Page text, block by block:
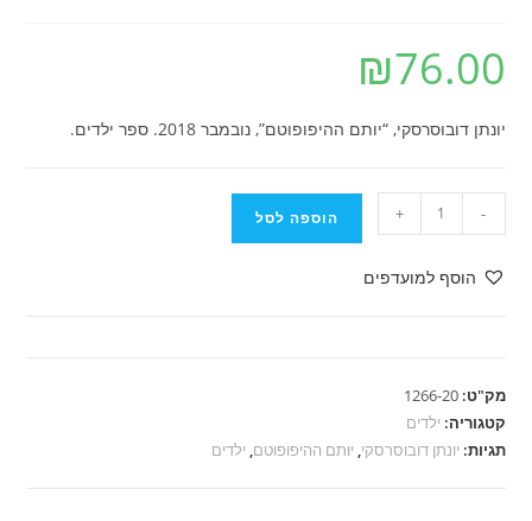
₪76.00
יונתן דובוסרסקי, “יותם ההיפופוטם”, נובמבר 2018. ספר ילדים.
של
יונתן
דובוסרסקי
-
+ הוספה לסל
הוסף למועדפים
מק"ט:1266-20
קטגוריה: ילדים
תגיות: יונתן דובוסרסקי, יותם ההיפופוטם, ילדים